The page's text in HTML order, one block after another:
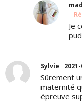
Je
Sylvie
Sûrement
maternité
épreuve